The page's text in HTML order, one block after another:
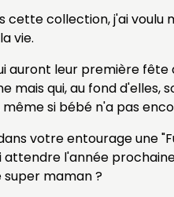
cette collection, j'ai voulu
vie.
auront leur première fête
mais qui, au fond d'elles,
même si bébé n'a pas
votre entourage une
attendre l'année
super maman ?